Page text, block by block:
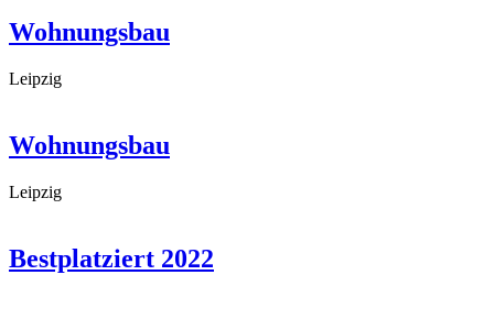
Wohnungsbau
Leipzig
Wohnungsbau
Leipzig
Bestplatziert 2022